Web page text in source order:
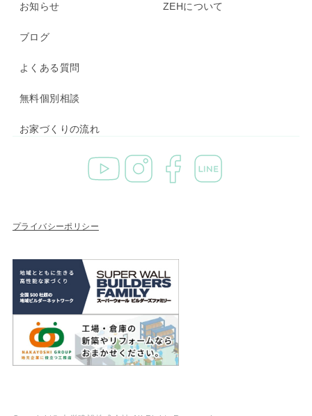
お知らせ
ブログ
よくある質問
無料個別相談
お家づくりの流れ
ZEHについて
プライバシーポリシー